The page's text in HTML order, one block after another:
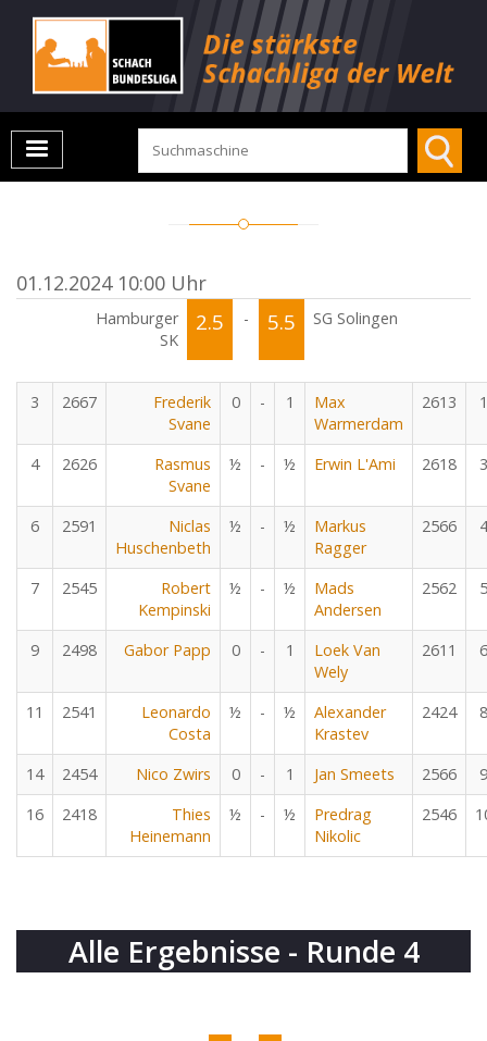
01.12.2024 10:00 Uhr
Hamburger
SK
2.5 - 5.5 SG Solingen
3 2667
Frederik
Svane
0 - 1
Max
Warmerdam
2613 1
4 2626
Rasmus
Svane
½ - ½ Erwin L'Ami 2618 3
6 2591
Niclas
Huschenbeth
½ - ½
Markus
Ragger
2566 4
7 2545
Robert
Kempinski
½ - ½
Mads
Andersen
2562 5
9 2498 Gabor Papp 0 - 1
Loek Van
Wely
2611 6
11 2541
Leonardo
Costa
½ - ½
Alexander
Krastev
2424 8
14 2454 Nico Zwirs 0 - 1 Jan Smeets 2566
9
16
2418
Thies
Heinemann
½ - ½
Predrag
Nikolic
2546
Alle Ergebnisse - Runde 4